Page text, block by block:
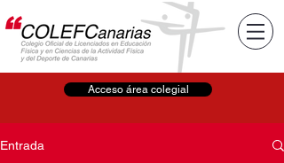
Acceso área colegial
Entrada